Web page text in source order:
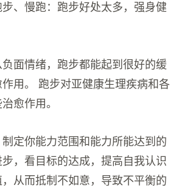
、慢跑：跑步好处太多，强身健
面情绪，跑步都能起到很好的缓
用。 跑步对亚健康生理疾病和各
愈作用。
定你能力范围和能力所能达到的
，看目标的达成，提高自我认识
从而抵制不如意，导致不平衡的